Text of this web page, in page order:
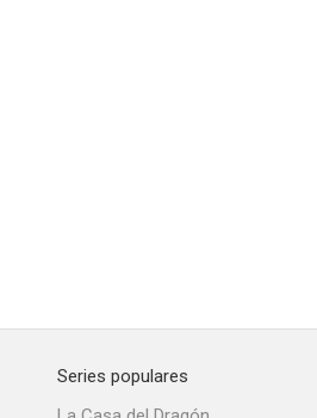
Series populares